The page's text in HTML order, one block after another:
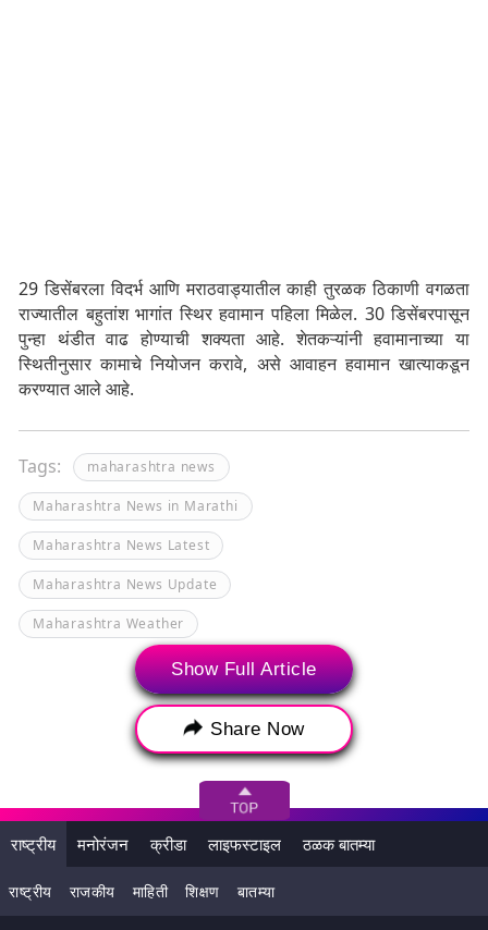
29 डिसेंबरला विदर्भ आणि मराठवाड्यातील काही तुरळक ठिकाणी वगळता
राज्यातील बहुतांश भागांत स्थिर हवामान पहिला मिळेल. 30 डिसेंबरपासून
पुन्हा थंडीत वाढ होण्याची शक्यता आहे. शेतकऱ्यांनी हवामानाच्या या
स्थितीनुसार कामाचे नियोजन करावे, असे आवाहन हवामान खात्याकडून
करण्यात आले आहे.
Tags: maharashtra news
Maharashtra News in Marathi
Maharashtra News Latest
Maharashtra News Update
Maharashtra Weather
Maharashtra Weather Update
Maharashtra Weather Updates
Maharashtra Rains Winter Season
Show Full Article
Share Now
राष्ट्रीय मनोरंजन क्रीडा लाइफस्टाइल ठळक बातम्या
राष्ट्रीय राजकीय माहिती शिक्षण बातम्या